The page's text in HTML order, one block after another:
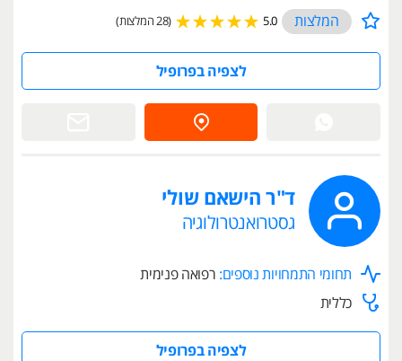
המלצות
5.0 (28 המלצות)
לצפיה בפרופיל
ד"ר הישאם שולי
גסטרואנטרולוגיה
תחומי התמחויות נוספים: רפואה פנימית
כללית
לצפיה בפרופיל